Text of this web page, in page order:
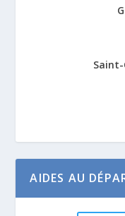
AIDES AU